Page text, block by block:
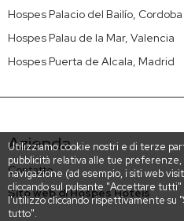
Utilizziamo cookie nostri e di terze
pubblicità relativa alle tue preferenze,
navigazione (ad esempio, i siti web
cliccando sul pulsante "Accettare
l'utilizzo cliccando rispettivamente su
tutto".
Hospes Palacio del Bailío, Cordoba
Hospes Palau de la Mar, Valencia
Hospes Puerta de Alcala, Madrid
Azienda
Contatto
Sito web di Hospes Hotels